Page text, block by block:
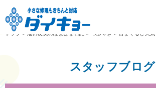
トップ
> 池田友美のぽよぽよ日記 > つぶやき > 目まぐるし天気
スタッフブログ